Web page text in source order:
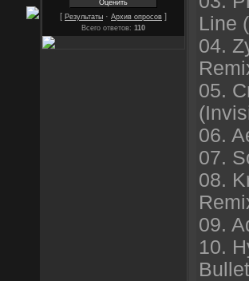
[ Результаты · Архив опросов ]
Всего ответов: 110
Line
04.
05.
06.
07.
08.
09.
10.